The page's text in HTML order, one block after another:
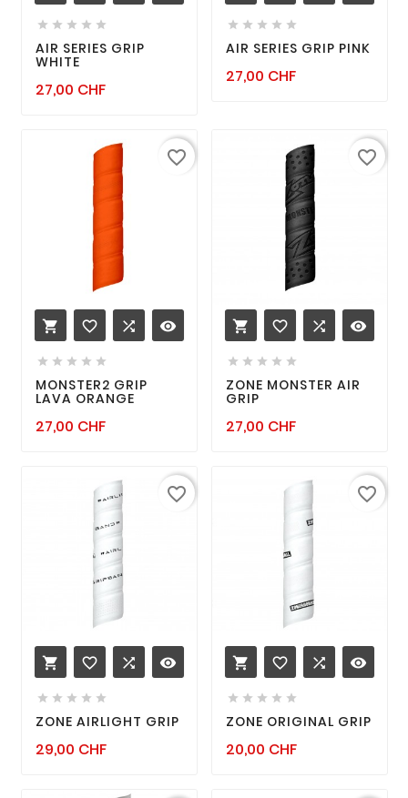
    
AIR SERIES GRIP
WHITE
27,00 CHFPrix
    
AIR SERIES GRIP PINK
27,00 CHFPrix
 favorite_border  remove_red_eye
    
MONSTER2 GRIP
LAVA ORANGE
27,00 CHFPrix
favorite_border
 favorite_border  remove_red_eye
    
ZONE MONSTER AIR
GRIP
27,00 CHFPrix
favorite_border
 favorite_border  remove_red_eye
    
ZONE AIRLIGHT GRIP
29,00 CHFPrix
favorite_border
 favorite_border  remove_red_eye
    
ZONE ORIGINAL GRIP
20,00 CHFPrix
favorite_border